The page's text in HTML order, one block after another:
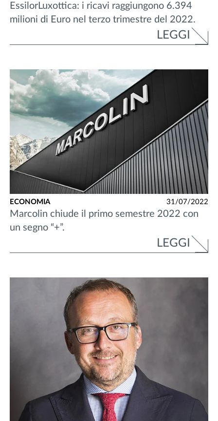
EssilorLuxottica: i ricavi raggiungono 6.394
milioni di Euro nel terzo trimestre del 2022.
LEGGI
ECONOMIA 31/07/2022
Marcolin chiude il primo semestre 2022 con
un segno “+”.
LEGGI